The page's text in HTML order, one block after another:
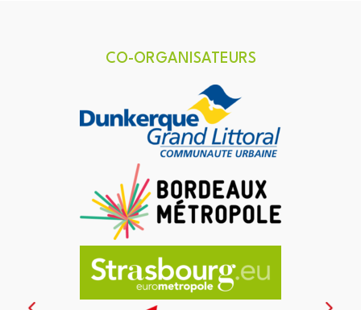
CO-ORGANISATEURS